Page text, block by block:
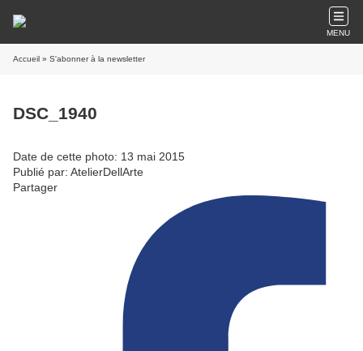
MENU
Accueil » S'abonner à la newsletter
DSC_1940
Date de cette photo: 13 mai 2015
Publié par: AtelierDellArte
Partager